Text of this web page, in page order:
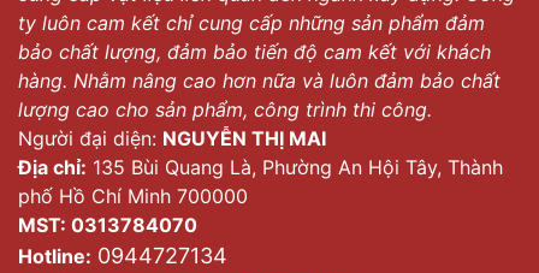
ty luôn cam kết chỉ cung cấp những sản phẩm đảm
bảo chất lượng, đảm bảo tiến độ cam kết với khách
hàng. Nhằm nâng cao hơn nữa và luôn đảm bảo chất
lượng cao cho sản phẩm, công trình thi công.
Người đại diện: NGUYỄN THỊ MAI
Địa chỉ: 135 Bùi Quang Là, Phường An Hội Tây, Thành
phố Hồ Chí Minh 700000
MST: 0313784070
Hotline: 0944727134